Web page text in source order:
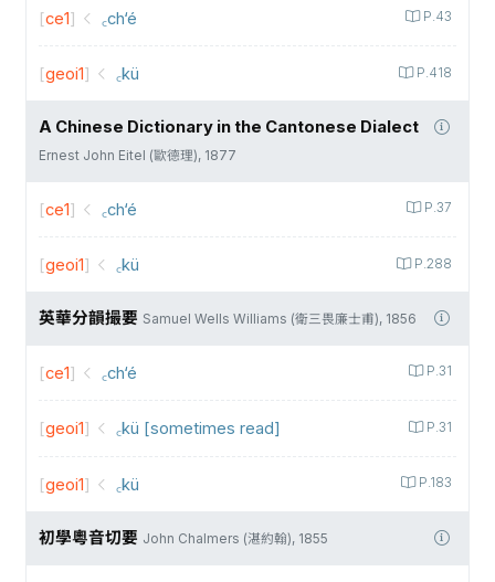
P.43
[ce1] ꜀ch‘é
P.418
[geoi1] ꜀kü
A Chinese Dictionary in the Cantonese Dialect
Ernest John Eitel (歐德理), 1877
P.37
[ce1] ꜀ch‘é
P.288
[geoi1] ꜀kü
英華分韻撮要 Samuel Wells Williams (衛三畏廉士甫), 1856
P.31
[ce1] ꜀ch‘é
P.31
[geoi1] ꜀kü [sometimes read]
P.183
[geoi1] ꜀kü
初學粵音切要 John Chalmers (湛約翰), 1855